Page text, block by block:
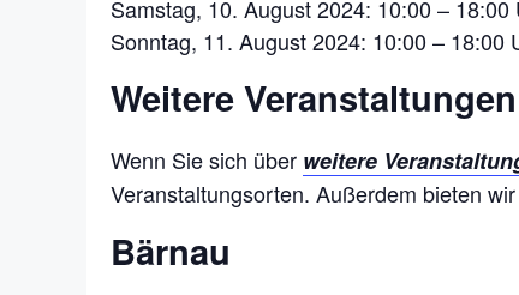
Samstag, 10. August 2024: 10:00 – 18:00
Sonntag, 11. August 2024: 10:00 – 18:00
Weitere Veranstaltungen
Wenn Sie sich über weitere
Veranstaltungsorten. Außerdem bieten
Bärnau